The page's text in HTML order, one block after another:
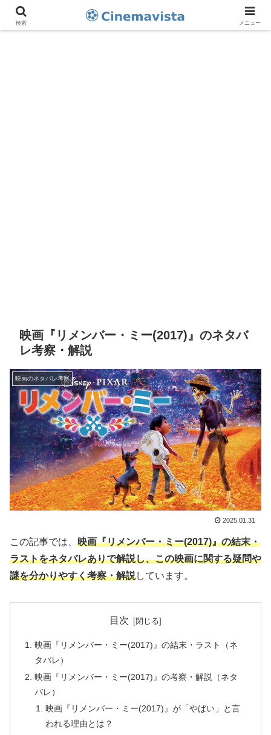
映画『リメンバー・ミー(2017)』のネタバ
レ考察・解説
映画のネタバレ考察
2025.01.31
この記事では、 映画『リメンバー・ミー(2017)』の結末・
ラストをネタバレありで解説し、この映画に関する疑問や
謎を分かりやすく考察・解説しています。
目次
映画『リメンバー・ミー(2017)』の結末・ラスト（ネ
タバレ）
映画『リメンバー・ミー(2017)』の考察・解説（ネタ
バレ）
映画『リメンバー・ミー(2017)』が「やばい」と言
われる理由とは？
検索 メニュー